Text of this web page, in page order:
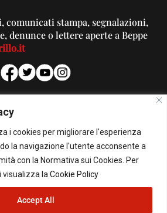
i cookies per migliorare l'esperienza
la navigazione l'utente acconsente a
con la Normativa sui Cookies. Per
la Cookie Policy
Accept All
comunicati stampa, segnalazioni,
denunce o lettere aperte a Beppe
PUBBLICITA'
Per la tua pubblicità su questo Blog:
pubblicita@beppegrillo.it
POLICY PRIVACY POLICY CONTATTI
Beppe Grillo. All Rights Reserved - Powered by